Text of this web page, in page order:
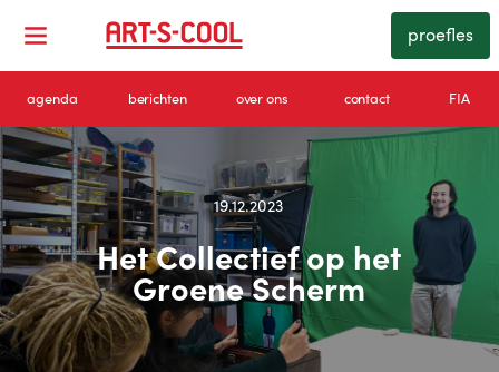
proefles
agenda berichten over ons contact FIA
19.12.2023
Het Collectief op het
Groene Scherm